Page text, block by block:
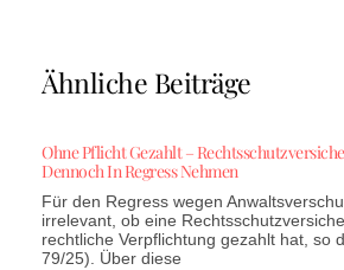
Ähnliche Beiträge
Ohne Pflicht Gezahlt –
Dennoch In Regress Nehmen
Für den Regress wegen
irrelevant, ob eine
rechtliche Verpflichtung gezahlt hat, so
79/25). Über diese